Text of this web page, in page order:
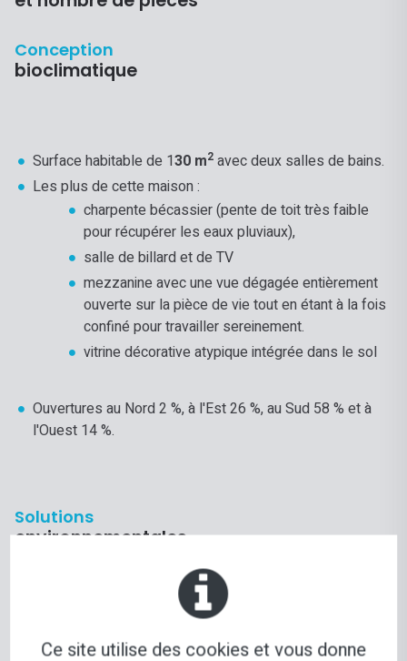
Conception
bioclimatique
Surface habitable de 130 m2 avec deux salles de bains.
Les plus de cette maison :
charpente bécassier (pente de toit très faible
pour récupérer les eaux pluviaux),
​​​​​​​​​​​​​​​salle de billard et de TV
mezzanine avec une vue dégagée entièrement
ouverte sur la pièce de vie tout en étant à la fois
confiné pour travailler sereinement.
vitrine décorative atypique intégrée dans le sol
Ouvertures au Nord 2 %, à l'Est 26 %, au Sud 58 % et à
l'Ouest 14 %.
Solutions
environnementales
Ce site utilise des cookies et vous donne